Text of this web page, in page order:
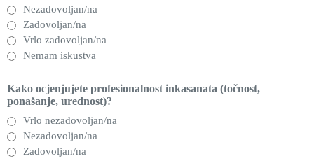
Nezadovoljan/na
Zadovoljan/na
Vrlo zadovoljan/na
Nemam iskustva
Kako ocjenjujete profesionalnost inkasanata (točnost,
ponašanje, urednost)?
Vrlo nezadovoljan/na
Nezadovoljan/na
Zadovoljan/na